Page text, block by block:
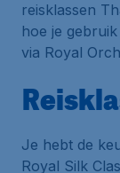
reisklassen
hoe je
via Royal
Je hebt de
Royal Silk